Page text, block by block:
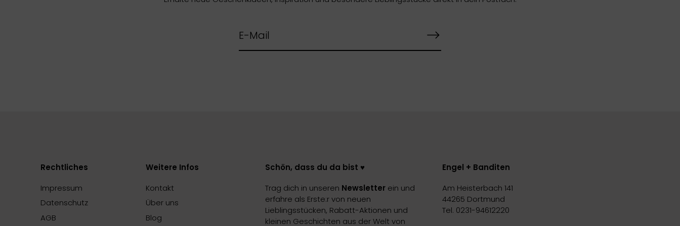
Rechtliches
Impressum
Datenschutz
AGB
Weitere Infos
Kontakt
Über uns
Blog
Schön, dass du da bist ♥️
Trag dich in unseren Newsletter ein und
erfahre als Erste:r von neuen
Lieblingsstücken, Rabatt-Aktionen und
kleinen Geschichten aus der Welt von
Engel + Banditen
Am Heisterbach 141
44265 Dortmund
Tel. 0231-94612220